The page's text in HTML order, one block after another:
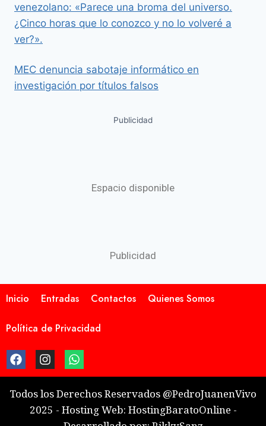
venezolano: «Parece una broma del universo.
¿Cinco horas que lo conozco y no lo volveré a
ver?».
MEC denuncia sabotaje informático en
investigación por títulos falsos
Publicidad
Espacio disponible
Publicidad
Inicio Entradas Contactos Quienes Somos
Política de Privacidad
Todos los Derechos Reservados @PedroJuanenVivo
2025 - Hosting Web: HostingBaratoOnline -